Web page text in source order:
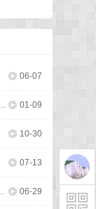
[小說插圖本
緬梔映晴
06-07
01-09
10-30
07-13
06-29